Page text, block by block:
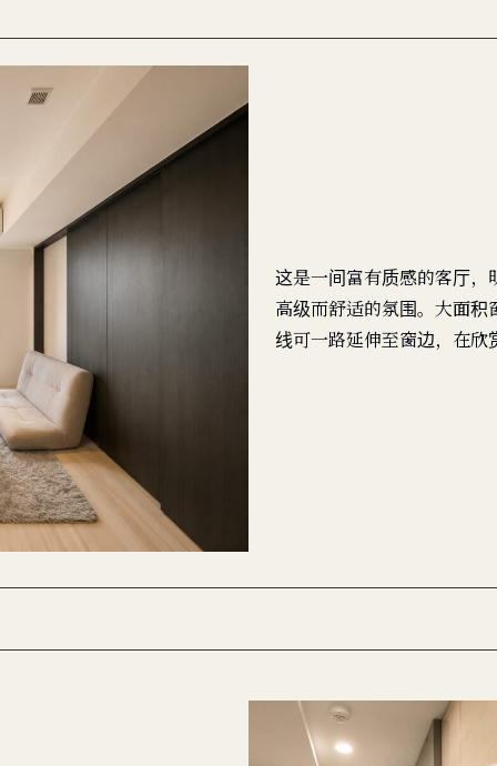
这是一间富有质感的客厅
高级而舒适的氛围。大面
线可一路延伸至窗边，在